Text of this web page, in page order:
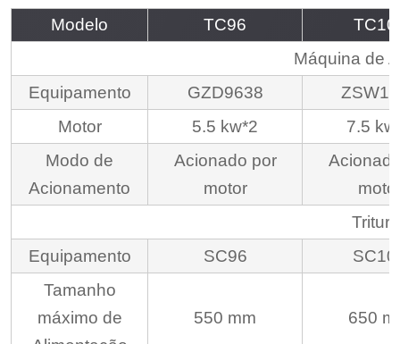
Modelo TC96
Máquina de
Equipamento
GZD9638
Motor
5.5 kw*2
7.5
Modo de
Acionamento
Acionado por
motor
Equipamento
SC96
Tamanho
máximo de
550 mm 650